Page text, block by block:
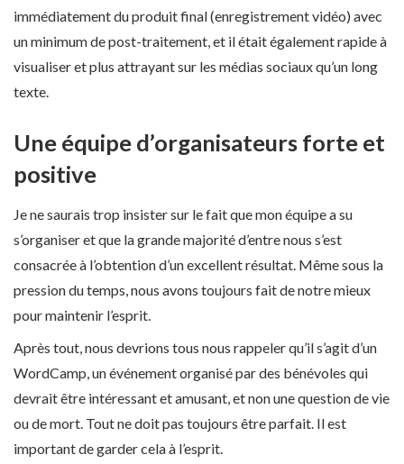
immédiatement du produit final (enregistrement vidéo) avec
un minimum de post-traitement, et il était également rapide à
visualiser et plus attrayant sur les médias sociaux qu’un long
texte.
Une équipe d’organisateurs forte et
positive
Je ne saurais trop insister sur le fait que mon équipe a su
s’organiser et que la grande majorité d’entre nous s’est
consacrée à l’obtention d’un excellent résultat. Même sous la
pression du temps, nous avons toujours fait de notre mieux
pour maintenir l’esprit.
Après tout, nous devrions tous nous rappeler qu’il s’agit d’un
WordCamp, un événement organisé par des bénévoles qui
devrait être intéressant et amusant, et non une question de vie
ou de mort. Tout ne doit pas toujours être parfait. Il est
important de garder cela à l’esprit.